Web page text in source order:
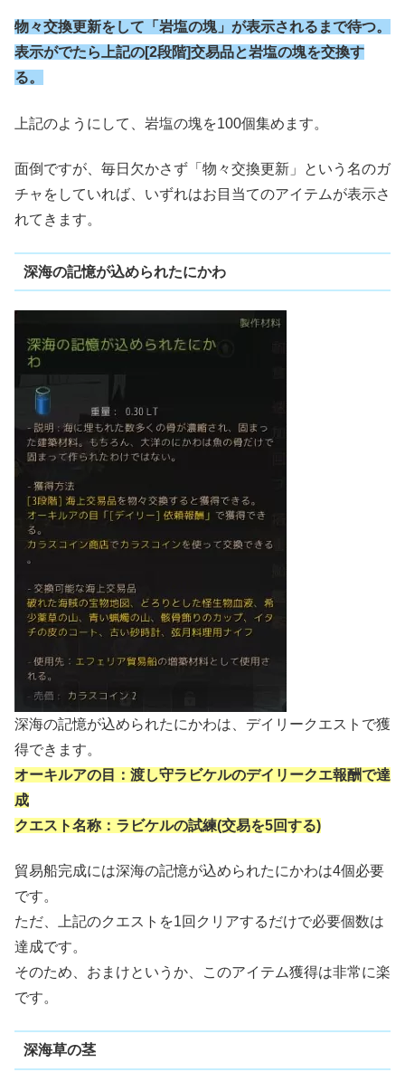
物々交換更新をして「岩塩の塊」が表示されるまで待つ。
表示がでたら上記の[2段階]交易品と岩塩の塊を交換す
る。
上記のようにして、岩塩の塊を100個集めます。
面倒ですが、毎日欠かさず「物々交換更新」という名のガ
チャをしていれば、いずれはお目当てのアイテムが表示さ
れてきます。
深海の記憶が込められたにかわ
深海の記憶が込められたにかわは、デイリークエストで獲
得できます。
オーキルアの目：渡し守ラビケルのデイリークエ報酬で達
成
クエスト名称：ラビケルの試練(交易を5回する)
貿易船完成には深海の記憶が込められたにかわは4個必要
です。
ただ、上記のクエストを1回クリアするだけで必要個数は
達成です。
そのため、おまけというか、このアイテム獲得は非常に楽
です。
深海草の茎